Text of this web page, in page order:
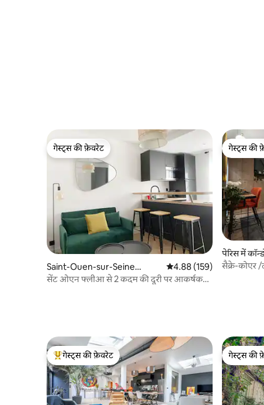
गेस्ट्स की फ़ेवरेट
गेस्ट्स की फ़ेवरेट
Saint-Ouen-sur-Seine
में कॉन्डो
औसत रेटिंग 5 में से 4.88, 159
4.88 (159)
सेंट ओएन फ्लीआ से 2 कदम की दूरी पर आकर्षक
गेस्ट्स की
गेस्ट्स की
पेरिस में
गेस्ट्स का टॉप फ़ेवरेट
गेस्ट्स की फ़ेवरेट
गेस्ट्स की
गेस्ट्स की